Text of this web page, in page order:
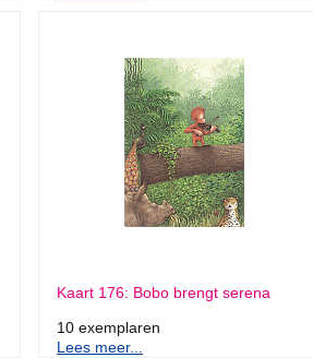
Kaart 176: Bobo brengt serena
10 exemplaren
Lees meer...